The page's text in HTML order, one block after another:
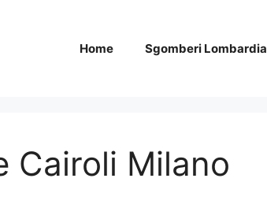
Home Sgomberi Lombardia
Cairoli Milano